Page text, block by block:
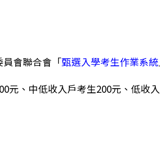
會聯合會「甄選入學考生作業系統
元、中低收入戶考生200元、低收